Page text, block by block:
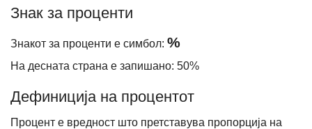
Знак за проценти
Знакот за проценти е симбол: %
На десната страна е запишано: 50%
Дефиниција на процентот
Процент е вредност што претставува пропорција на